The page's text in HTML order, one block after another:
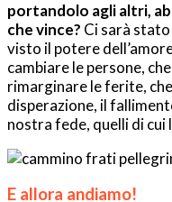
portandolo agli altri,
che vince? Ci sarà
visto il potere
cambiare le persone,
rimarginare le ferite,
disperazione, il
nostra fede, quelli di cui
E allora andiamo!